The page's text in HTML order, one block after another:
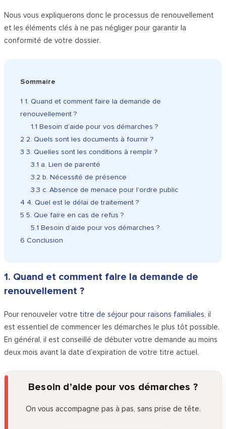
Nous vous expliquerons donc le processus de renouvellement
et les éléments clés à ne pas négliger pour garantir la
conformité de votre dossier.
Sommaire
1 1. Quand et comment faire la demande de
renouvellement ?
1.1 Besoin d’aide pour vos démarches ?
2 2. Quels sont les documents à fournir ?
3 3. Quelles sont les conditions à remplir ?
3.1 a. Lien de parenté
3.2 b. Nécessité de présence
3.3 c. Absence de menace pour l’ordre public
4 4. Quel est le délai de traitement ?
5 5. Que faire en cas de refus ?
5.1 Besoin d’aide pour vos démarches ?
6 Conclusion
1. Quand et comment faire la demande de
renouvellement ?
Pour renouveler votre titre de séjour pour raisons familiales, il
est essentiel de commencer les démarches le plus tôt possible.
En général, il est conseillé de débuter votre demande au moins
deux mois avant la date d’expiration de votre titre actuel.
Besoin d’aide pour vos démarches ?
On vous accompagne pas à pas, sans prise de tête.